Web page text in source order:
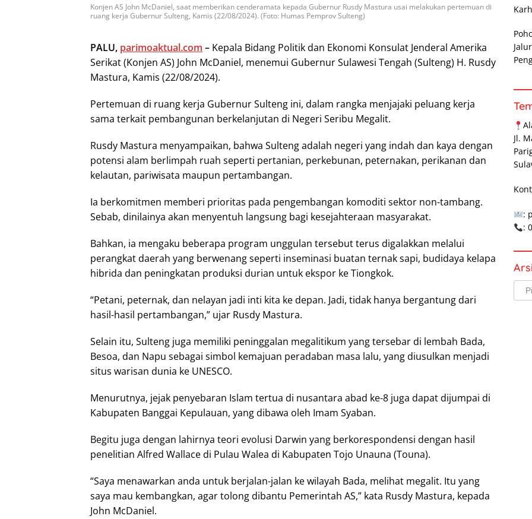
Konjen AS John McDaniel, saat memberikan cenderamata kepada Gubernur Rusdy Mastura usai melakukan pertemuan di
ruang kerja Gubernur Sulteng, Kamis (22/08/2024). (Foto: Humas Pemprov Sulteng)
PALU, parimoaktual.com – Kepala Bidang Politik dan Ekonomi Konsulat Jenderal Amerika
Serikat (Konjen AS) John McDaniel, menemui Gubernur Sulawesi Tengah (Sulteng) H. Rusdy
Mastura, Kamis (22/08/2024).
Pertemuan di ruang kerja Gubernur Sulteng ini, dalam rangka menjajaki peluang kerja
sama terkait pembangunan berkelanjutan di Negeri Seribu Megalit.
Rusdy Mastura menyampaikan, bahwa Sulteng adalah negeri yang indah dan kaya dengan
potensi alam berlimpah ruah seperti pertanian, perkebunan, peternakan, perikanan dan
kelautan, pariwisata maupun pertambangan.
Ia berkomitmen memberi prioritas pada pengembangan komoditi sektor non-tambang.
Sebab, dinilainya akan menyentuh langsung bagi kesejahteraan masyarakat.
Bahkan, ia mengaku beberapa program unggulan tersebut terus digalakkan melalui
perangkat daerah yang berwenang seperti inseminasi buatan ternak sapi, budidaya kelapa
hibrida dan peningkatan produksi durian untuk ekspor ke Tiongkok.
“Petani, peternak, dan nelayan jadi inti kita ke depan. Jadi, tidak hanya bergantung dari
hasil-hasil pertambangan,” ujar Rusdy Mastura.
Selain itu, Sulteng juga memiliki peninggalan megalitikum yang tersebar di lembah Bada,
Besoa, dan Napu sebagai simbol kemajuan peradaban masa lalu, yang diusulkan menjadi
situs warisan dunia ke UNESCO.
Menurutnya, jejak penyebaran Islam tertua di nusantara abad ke-8 juga dapat dijumpai di
Kabupaten Banggai Kepulauan, yang dibawa oleh Imam Syaban.
Begitu juga dengan lahirnya teori evolusi Darwin yang berkorespondensi dengan hasil
penelitian Alfred Wallace di Pulau Walea di Kabupaten Tojo Unauna (Touna).
“Saya menawarkan anda untuk berjalan-jalan ke wilayah Bada, melihat megalit. Itu yang
saya mau kembangkan, agar tolong dibantu Pemerintah AS,” kata Rusdy Mastura, kepada
John McDaniel.
Jl.
:
: